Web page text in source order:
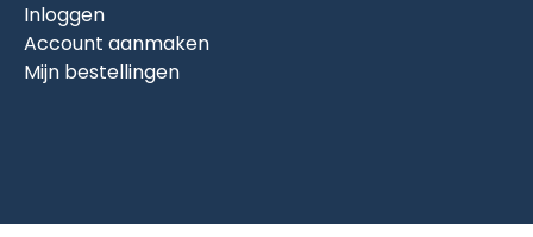
Inloggen
Account aanmaken
Mijn bestellingen